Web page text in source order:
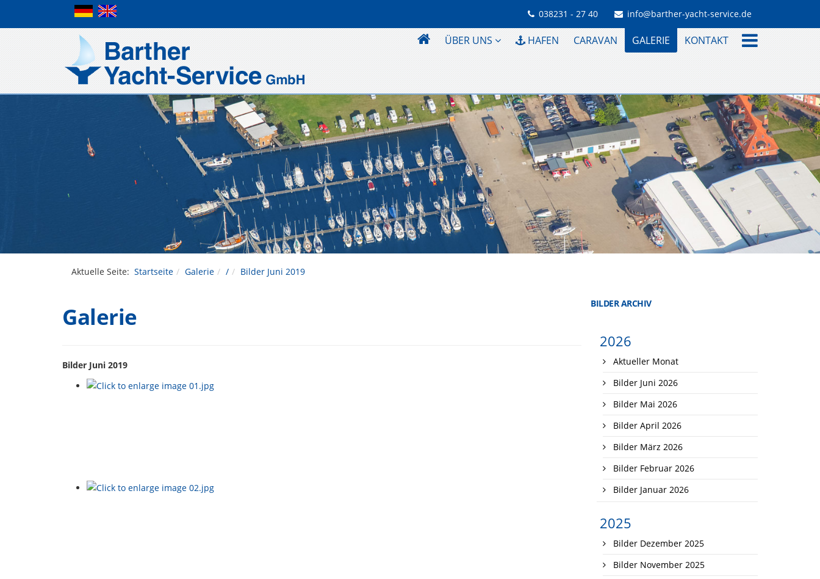
038231 - 27 40 info@barther-yacht-service.de
ÜBER UNS HAFEN CARAVAN GALERIE KONTAKT
Aktuelle Seite: Startseite Galerie / Bilder Juni 2019
Galerie
Bilder Juni 2019
BILDER ARCHIV
2026
Aktueller Monat
Bilder Juni 2026
Bilder Mai 2026
Bilder April 2026
Bilder März 2026
Bilder Februar 2026
Bilder Januar 2026
2025
Bilder Dezember 2025
Bilder November 2025